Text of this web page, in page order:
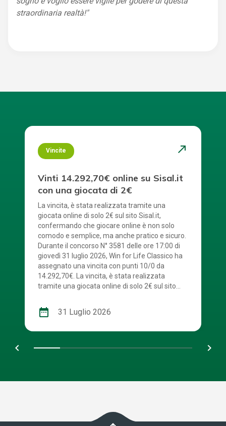
straordinaria realtà!"
Vincite north_east
Vinti 14.292,70€ online su Sisal.it
con una giocata di 2€
La vincita, è stata realizzata tramite una
giocata online di solo 2€ sul sito Sisal.it,
confermando che giocare online è non solo
comodo e semplice, ma anche pratico e sicuro.
Durante il concorso N° 3581 delle ore 17:00 di
giovedì 31 luglio 2026, Win for Life Classico ha
assegnato una vincita con punti 10/0 da
14.292,70€. La vincita, è stata realizzata
tramite una giocata online di solo 2€ sul sito
– 5 – 6 – 7 – 9 – 12 – 15 – 16 – 20. Numerone:
13. Win For Life, con tutte le sue modalità di
tutti i vantaggi dell’esperienza di gioco online.
date_range 31 Luglio 2026
chevron_left navigate_next